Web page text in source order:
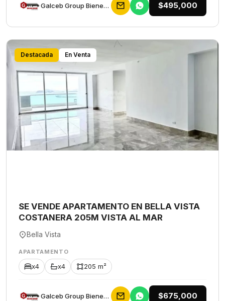
Galceb Group Bienes Raices $495,000
Destacada En Venta
SE VENDE APARTAMENTO EN BELLA VISTA
COSTANERA 205M VISTA AL MAR
Bella Vista
APARTAMENTO
x4 x4 205 m²
Galceb Group Bienes Raices $675,000